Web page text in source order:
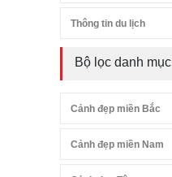
Thông tin du lịch
Bộ lọc danh mục
Cảnh đẹp miền Bắc
Cảnh đẹp miền Nam